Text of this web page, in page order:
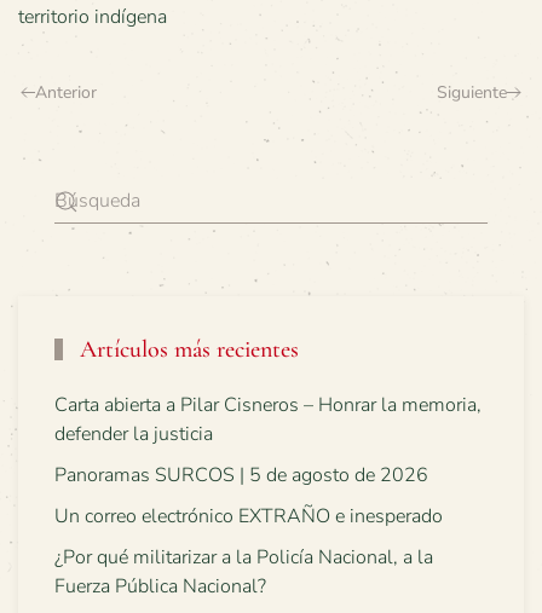
territorio indígena
Anterior Siguiente
Artículos más recientes
Carta abierta a Pilar Cisneros – Honrar la memoria,
defender la justicia
Panoramas SURCOS | 5 de agosto de 2026
Un correo electrónico EXTRAÑO e inesperado
¿Por qué militarizar a la Policía Nacional, a la
Fuerza Pública Nacional?